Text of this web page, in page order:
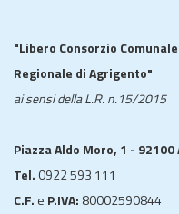
"Libero Consorzio
Regionale di Agrigento"
ai sensi della L.R. n.15/2015
Piazza Aldo Moro, 1 -
Tel. 0922 593 111
C.F. e P.IVA: 80002590844